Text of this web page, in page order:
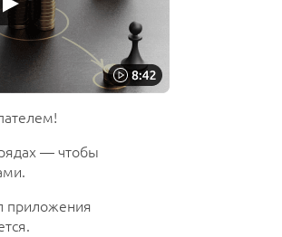
— чтобы
приложения